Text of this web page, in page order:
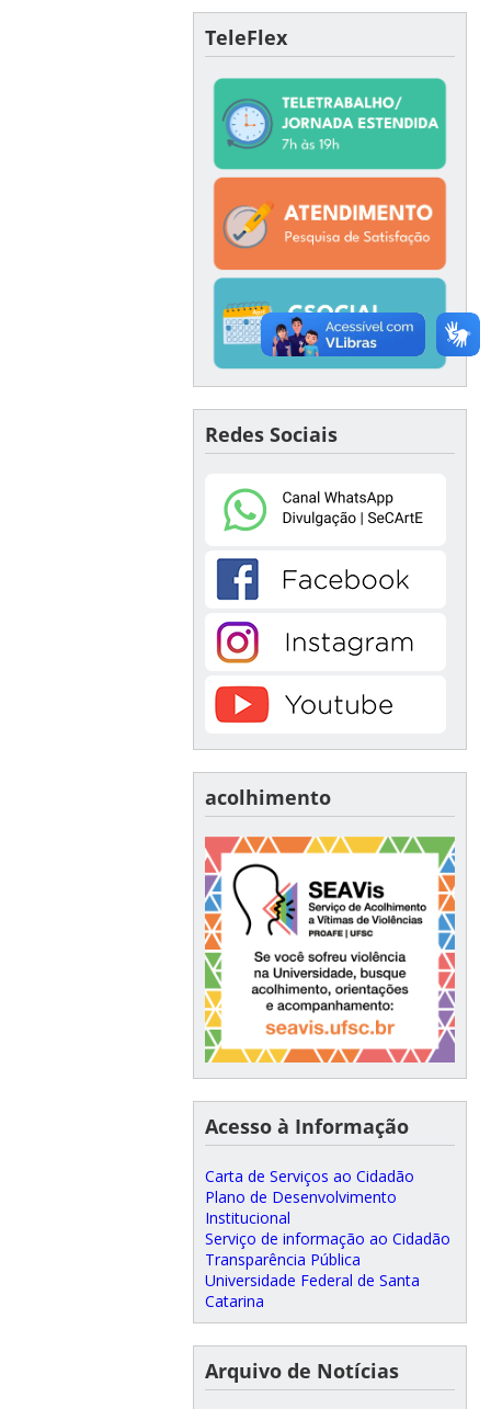
TeleFlex
Redes Sociais
acolhimento
Acesso à Informação
Carta de Serviços ao Cidadão
Plano de Desenvolvimento
Institucional
Serviço de informação ao Cidadão
Transparência Pública
Universidade Federal de Santa
Catarina
Arquivo de Notícias